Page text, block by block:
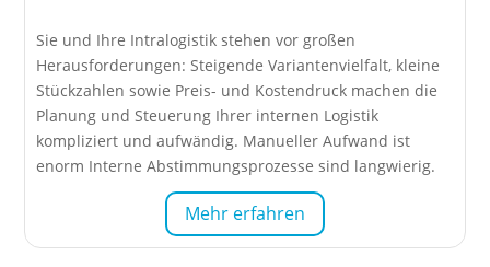
Sie und Ihre Intralogistik stehen vor großen
Herausforderungen: Steigende Variantenvielfalt, kleine
Stückzahlen sowie Preis- und Kostendruck machen die
Planung und Steuerung Ihrer internen Logistik
kompliziert und aufwändig. Manueller Aufwand ist
enorm Interne Abstimmungsprozesse sind langwierig.
Mehr erfahren